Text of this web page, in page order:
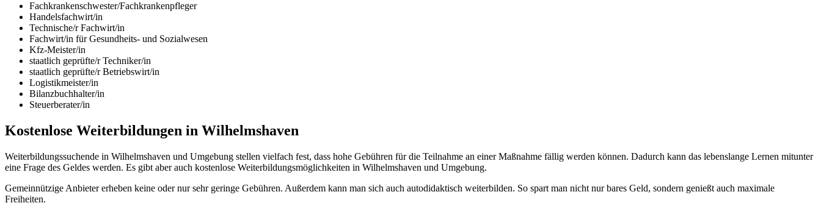
Fachkrankenschwester/Fachkrankenpfleger
Handelsfachwirt/in
Technische/r Fachwirt/in
Fachwirt/in für Gesundheits- und Sozialwesen
Kfz-Meister/in
staatlich geprüfte/r Techniker/in
staatlich geprüfte/r Betriebswirt/in
Logistikmeister/in
Bilanzbuchhalter/in
Steuerberater/in
Kostenlose Weiterbildungen in Wilhelmshaven
Weiterbildungssuchende in Wilhelmshaven und Umgebung stellen vielfach fest, dass hohe Gebühren für die Teilnahme an einer Maßnahme fällig werden können. Dadurch kann das lebenslange Lernen mitunter
eine Frage des Geldes werden. Es gibt aber auch kostenlose Weiterbildungsmöglichkeiten in Wilhelmshaven und Umgebung.
Gemeinnützige Anbieter erheben keine oder nur sehr geringe Gebühren. Außerdem kann man sich auch autodidaktisch weiterbilden. So spart man nicht nur bares Geld, sondern genießt auch maximale
Freiheiten.